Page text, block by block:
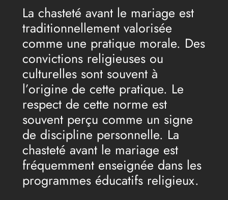
La chasteté avant le mariage est
traditionnellement valorisée
comme une pratique morale. Des
convictions religieuses ou
culturelles sont souvent à
l’origine de cette pratique. Le
respect de cette norme est
souvent perçu comme un signe
de discipline personnelle. La
chasteté avant le mariage est
fréquemment enseignée dans les
programmes éducatifs religieux.